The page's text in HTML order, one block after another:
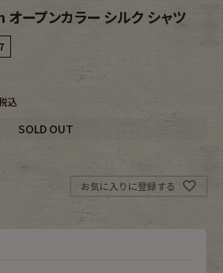
商品カテゴリーから探す
アクセサリーから探す
ープンカラー シルク シャツ
込
SOLD OUT
お気に入りに登録する